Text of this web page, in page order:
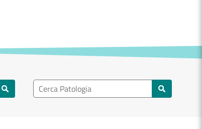
Ricerca nel patologia